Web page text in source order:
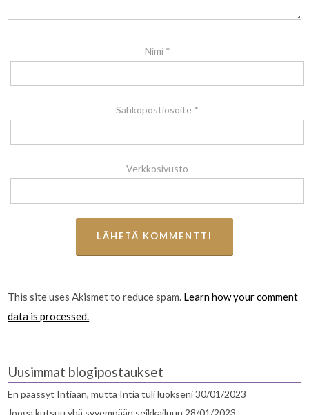
Nimi *
Sähköpostiosoite *
Verkkosivusto
This site uses Akismet to reduce spam. Learn how your comment
data is processed.
Uusimmat blogipostaukset
En päässyt Intiaan, mutta Intia tuli luokseni30/01/2023
Jooga kutsuu yhä syvempään seikkailuun 28/01/2023